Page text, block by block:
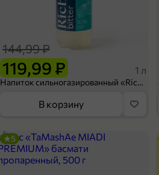
119,99 ₽
144,99 ₽
1 л
Напиток сильногазированный «Rich» Биттер Лемон, 1 л
В корзину
5